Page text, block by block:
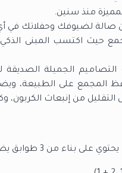
منذ سنين.
صالة لضيوفك وحفلاتك في
حيث اكتسب المبنى
المجمع على الطبيعة،
من إنبعاث الكربون،